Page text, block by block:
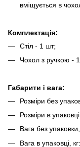
вміщується в
Комплектація:
Стіл - 1 шт;
Чохол з ручкою -
Габарити і вага:
Розміри без
Розміри в
Вага без
Вага в упаковці,